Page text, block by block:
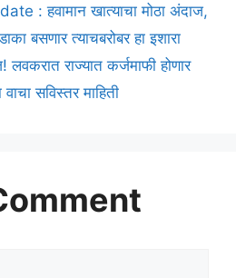
: हवामान खात्याचा मोठा अंदाज,
बसणार त्याचबरोबर हा इशारा
राज्यात कर्जमाफी होणार
सविस्तर माहिती